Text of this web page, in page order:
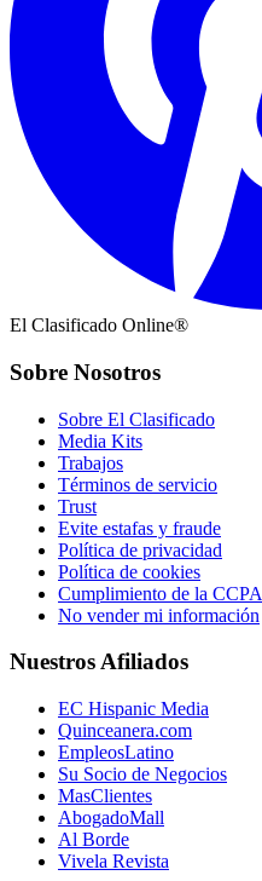
El Clasificado Online®
Sobre Nosotros
Sobre El Clasificado
Media Kits
Trabajos
Términos de servicio
Trust
Evite estafas y fraude
Política de privacidad
Política de cookies
Cumplimiento de la CCPA
No vender mi información
Nuestros Afiliados
EC Hispanic Media
Quinceanera.com
EmpleosLatino
Su Socio de Negocios
MasClientes
AbogadoMall
Al Borde
Vivela Revista